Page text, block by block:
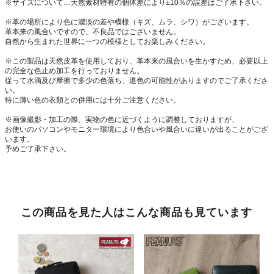
※サイズについて…天然素材特有の個体差により±10％の誤差はご了承下さい。
※革の場所により色に濃淡の差や模様（キズ、ムラ、シワ）がございます。
革本来の風合いですので、不良品ではございません。
自然から生まれた世界に一つの模様としてお楽しみください。
※この製品は天然皮革を使用しており、革本来の風合いを生かすため、必要以上
の完全な色止め加工を行っておりません。
従って水滴及び摩擦で多少の色落ち、退色の可能性がありますのでご了承くださ
い。
特に薄い色の衣類との併用には十分ご注意ください。
※画像撮影・加工の際、実物の色に近づくように調整しておりますが、
お使いのパソコンやモニター環境により色合いや風合いに違いが出ることがござ
います。
予めご了承下さい。
この商品を見た人はこんな商品も見ています